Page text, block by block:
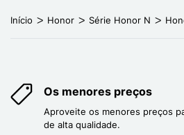
Início Honor Série Honor N
Os menores preços
Aproveite os menores preços
de alta qualidade.